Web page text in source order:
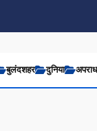
बुलंदशहर दुनिया अपराध